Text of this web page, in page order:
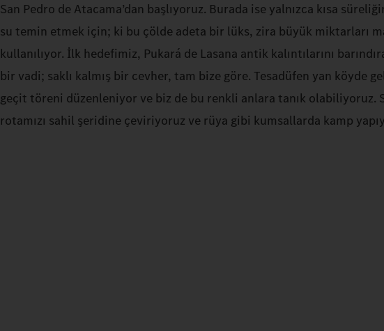
San Pedro de Atacama’dan başlıyoruz. Burada ise yalnızca kısa
su temin etmek için; ki bu çölde adeta bir lüks, zira büyük miktarları
kullanılıyor. İlk hedefimiz, Pukará de Lasana antik kalıntılarını
bir vadi; saklı kalmış bir cevher, tam bize göre. Tesadüfen yan köyde
geçit töreni düzenleniyor ve biz de bu renkli anlara tanık olabiliyoruz.
rotamızı sahil şeridine çeviriyoruz ve rüya gibi kumsallarda kamp